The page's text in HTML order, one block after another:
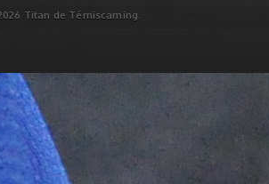
Titan de Témiscaming.